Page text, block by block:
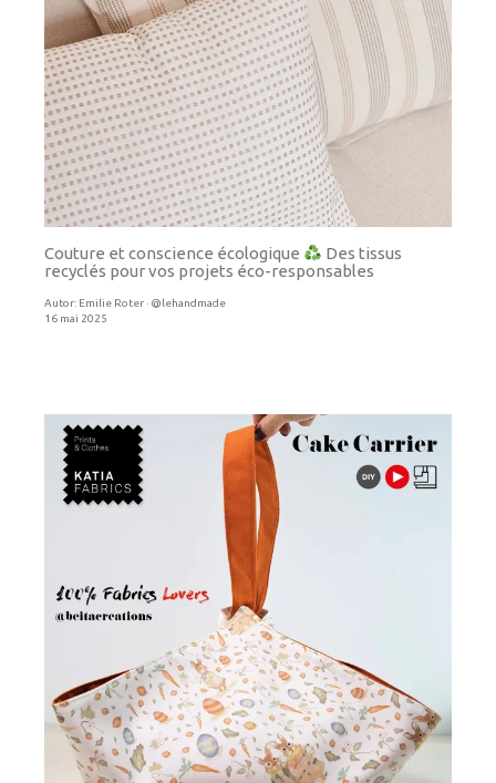
Couture et conscience écologique
Des tissus
recyclés pour vos projets éco-responsables
Autor: Emilie Roter · @lehandmade
16 mai 2025